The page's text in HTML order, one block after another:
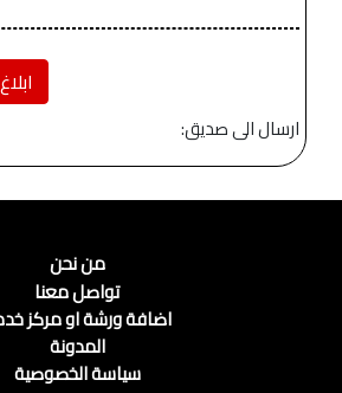
ارسال الى صديق:
من نحن
تواصل معنا
اضافة ورشة او مركز
المدونة
سياسة الخصوصية